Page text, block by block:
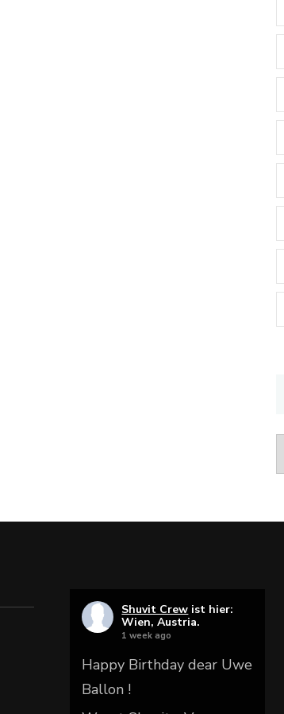
Shuvit Crew ist hier:
Wien, Austria.
1 week ago
Happy Birthday dear Uwe
Ballon !